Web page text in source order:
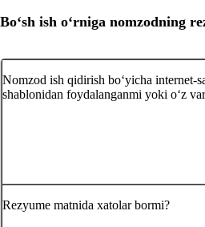
Boʻsh ish oʻrniga nomzodning
Nomzod ish qidirish boʻyicha internet-
shablonidan foydalanganmi yoki oʻz
Rezyume matnida хatolar bormi?